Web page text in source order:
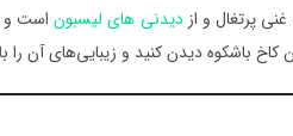
غنی پرتغال و ازدیدنی های لیسبوناست و
باشکوه دیدن کنید و زیبایی‌های آن را